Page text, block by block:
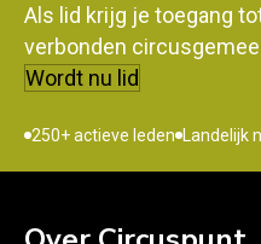
Als lid krijg je toegang
verbonden
Wordt nu lid
250+ actieve leden Landelijk